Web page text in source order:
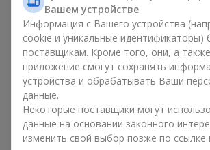
событий:
мягкие розовые оттенки —
цветы на день рождения;
коралловые — романтический
вдохновения любимой женщине;
белые пионы — универсальное
личного выразительного подарка,
варианта для корпоративных
Выбирайте оригинальные дизайнерские
Вашем устройстве
Информация с Вашего устройства
cookie и уникальные идентификаторы)
поставщикам. Кроме того, они, а
приложение смогут сохранять
устройства и обрабатывать Ваши
данные.
Некоторые поставщики могут
данные на основании законного
изменить свой выбор позже по ссылке